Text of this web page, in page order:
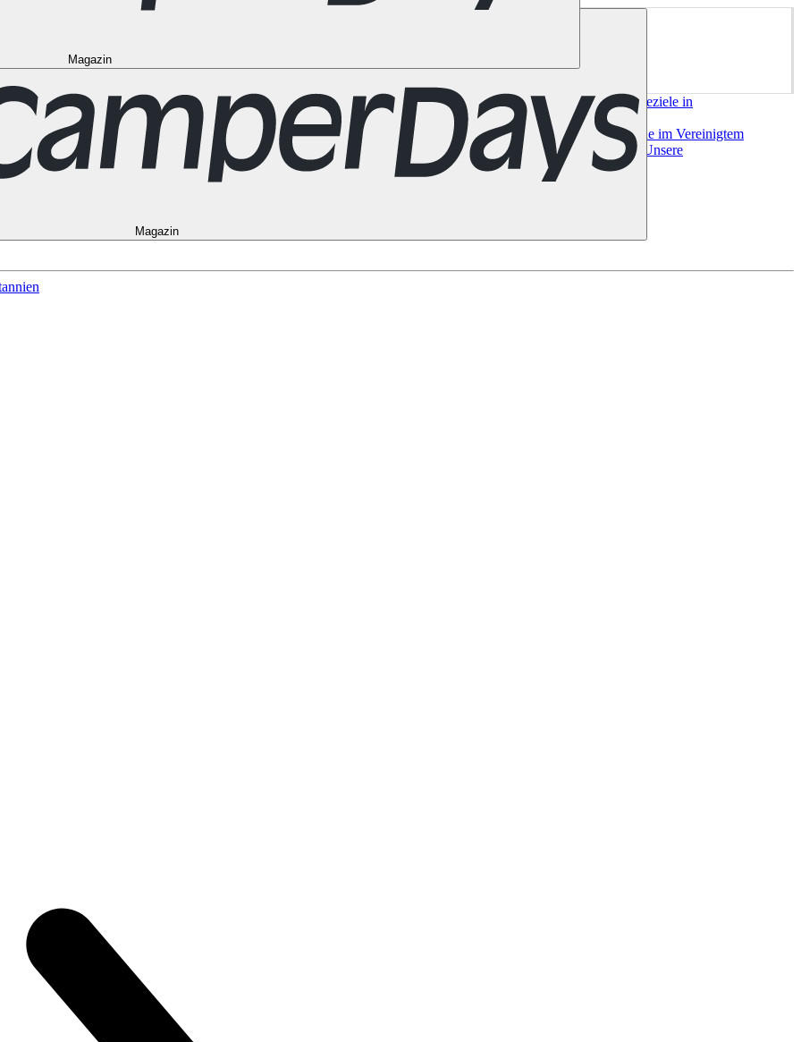
Magazin
Magazin
Vancouver Alle Ziele in den USALas Vegas Los Angeles MiamiNew YorkSan Francisco ChileCosta RicaAlle Reiseziele in
Alle Reiseziele in Frankreich Korsika LyonMarseilles Nizza Paris Toulouse Alle Reiseziele in
NorwegenBergen Oslo Alle Reiseziele in Spanien Andalusien Barcelona Bilbao MadridSevilla Valencia Alle Reiseziele im Vereinigtem
in Australien Brisbane Cairns Melbourne Perth Sydney Alle Ziele in Neuseeland Auckland ChristchurchQueenstown
Unsere